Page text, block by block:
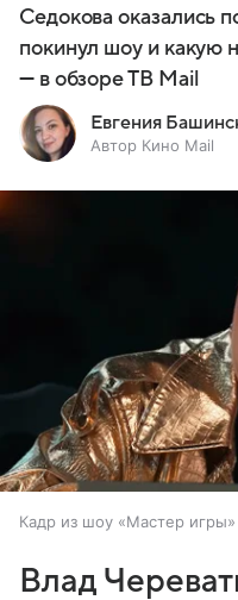
Седокова оказались
покинул шоу и какую
— в обзоре ТВ Mail
Евгения
Автор Кино Mail
Кадр из шоу «Мастер игры»
Влад